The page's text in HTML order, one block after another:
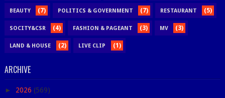
BEAUTY (7) POLITICS & GOVERNMENT (7) RESTAURANT (5)
SOCITY&CSR (4) FASHION & PAGEANT (3) MV (3)
LAND & HOUSE (2) LIVE CLIP (1)
ARCHIVE
► 2026 (569)